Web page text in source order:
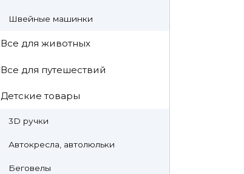
Швейные машинки
Все для животных
Все для путешествий
Детские товары
3D ручки
Автокресла, автолюльки
Беговелы